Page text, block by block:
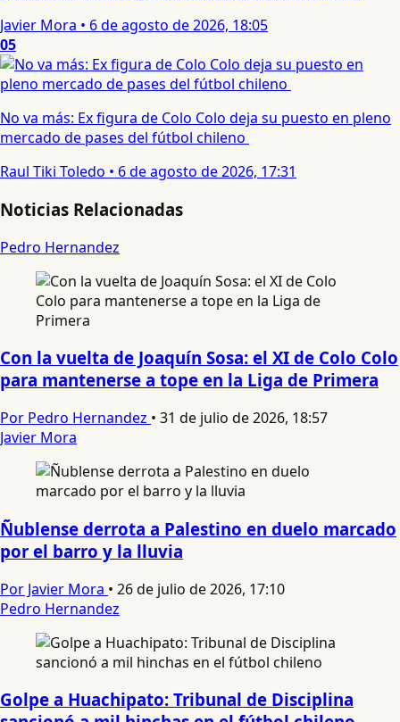
Javier Mora • 6 de agosto de 2026, 18:05
05
No va más: Ex figura de Colo Colo deja su puesto en pleno
mercado de pases del fútbol chileno
Raul Tiki Toledo • 6 de agosto de 2026, 17:31
Noticias Relacionadas
Pedro Hernandez
Con la vuelta de Joaquín Sosa: el XI de Colo Colo
para mantenerse a tope en la Liga de Primera
Por Pedro Hernandez • 31 de julio de 2026, 18:57
Javier Mora
Ñublense derrota a Palestino en duelo marcado
por el barro y la lluvia
Por Javier Mora • 26 de julio de 2026, 17:10
Pedro Hernandez
Golpe a Huachipato: Tribunal de Disciplina